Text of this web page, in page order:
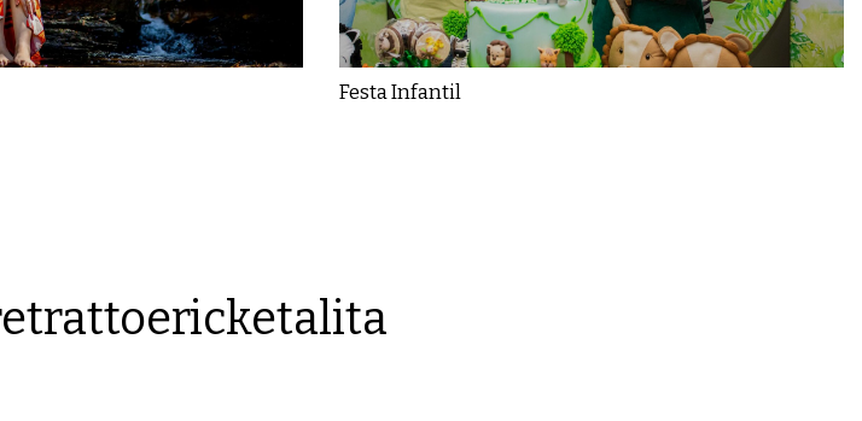
Festa Infantil